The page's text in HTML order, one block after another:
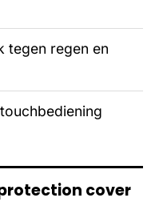
tegen regen en
cover